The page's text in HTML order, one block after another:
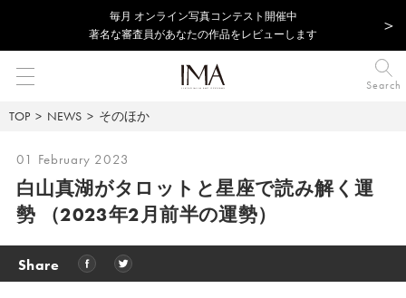
毎⽉ オンライン写真コンテスト開催中
著名な審査員があなたの作品をレビューします
Search
TOP NEWS そのほか
01 February 2023
白山真湖がタロットと星座で読み解く運
勢 （2023年2月前半の運勢）
Share